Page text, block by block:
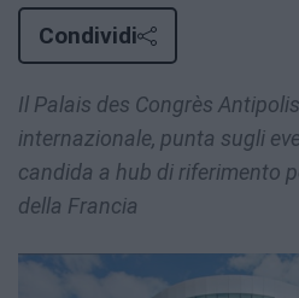
Condividi
Il Palais des Congrès
internazionale, punta sugli
candida a hub di riferimento
della Francia